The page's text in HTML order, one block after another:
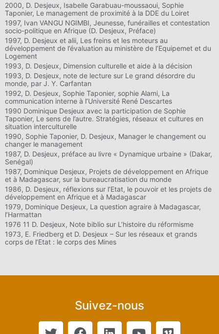
2000, D. Desjeux, Isabelle Garabuau-moussaoui, Sophie
Taponier, Le management de proximité à la DDE du Loiret
1997, Ivan VANGU NGIMBI, Jeunesse, funérailles et contestation
socio-politique en Afrique (D. Desjeux, Préface)
1997, D. Desjeux et alii, Les freins et les moteurs au
développement de l’évaluation au ministère de l’Equipemet et du
Logement
1993, D. Desjeux, Dimension culturelle et aide à la décision
1993, D. Desjeux, note de lecture sur Le grand désordre du
monde, par J. Y. Carfantan
1992, D. Desjeux, Sophie Taponier, sophie Alami, La
communication interne à l’Université René Descartes
1990 Dominique Desjeux avec la participation de Sophie
Taponier, Le sens de l’autre. Stratégies, réseaux et cultures en
situation interculturelle
1990, Sophie Taponier, D. Desjeux, Manager le changement ou
changer le management
1987, D. Desjeux, préface au livre « Dynamique urbaine » (Dakar,
Senégal)
1987, Dominique Desjeux, Projets de développement en Afrique
et à Madagascar, sur la bureaucratisation du monde
1986, D. Desjeux, réflexions sur l’Etat, le pouvoir et les projets de
développement en Afrique et à Madagascar
1979, Dominique Desjeux, La question agraire à Madagascar,
l’Harmattan
1976 11 D. Desjeux, Note biblio sur L’histoire du réformisme
1973, E. Friedberg et D. Desjeux – Sur les réseaux et grands
corps de l’Etat : le corps des Mines
Suivez-nous